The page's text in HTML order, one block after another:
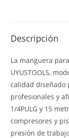
Descripción
La manguera
UYUSTOOLS,
calidad diseñado
profesionales y
1/4PULG y 15
compresores y
presión de